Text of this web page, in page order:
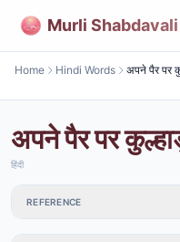
Murli Shabdavali
Home Hindi Words अपने पैर पर
अपने पैर पर
हिंदी
REFERENCE